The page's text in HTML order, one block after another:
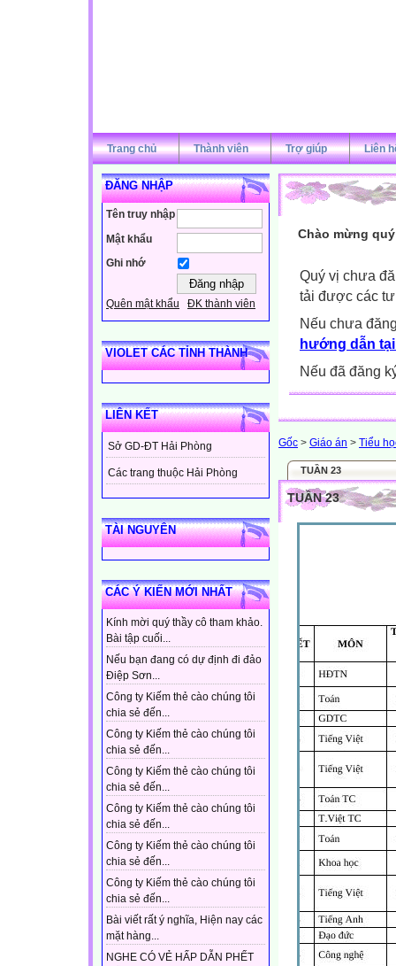
Trang chủ Thành viên Trợ giúp Liên
ĐĂNG NHẬP
Tên truy nhập
Mật khẩu
Ghi nhớ
Quên mật khẩu ĐK thành viên
VIOLET CÁC TỈNH THÀNH
LIÊN KẾT
Sở GD-ĐT Hải Phòng
Các trang thuộc Hải Phòng
TÀI NGUYÊN
CÁC Ý KIẾN MỚI NHẤT
Kính mời quý thầy cô tham khảo.
Bài tập cuối...
Nếu bạn đang có dự định đi đảo
Điệp Sơn...
Công ty Kiếm thẻ cào chúng tôi
chia sẻ đến...
Công ty Kiếm thẻ cào chúng tôi
chia sẻ đến...
Công ty Kiếm thẻ cào chúng tôi
chia sẻ đến...
Công ty Kiếm thẻ cào chúng tôi
chia sẻ đến...
Công ty Kiếm thẻ cào chúng tôi
chia sẻ đến...
Công ty Kiếm thẻ cào chúng tôi
chia sẻ đến...
Bài viết rất ý nghĩa, Hiện nay các
mặt hàng...
NGHE CÓ VẺ HẤP DẪN PHẾT
Chào mừng
Quý vị chưa
tải được các
Nếu chưa
hướng dẫn
Nếu đã đăng
Gốc > Giáo án > Tiểu
TUẦN 23
TUẦN 23